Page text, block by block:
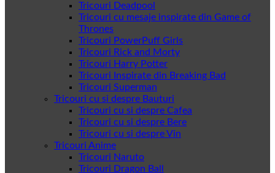
Tricouri Deadpool
Tricouri cu mesaje inspirate din Game of
Thrones
Tricouri PowerPuff Girls
Tricouri Rick and Morty
Tricouri Harry Potter
Tricouri Inspirate din Breaking Bad
Tricouri Superman
Tricouri cu si despre Bauturi
Tricouri cu si despre Cafea
Tricouri cu si despre Bere
Tricouri cu si despre Vin
Tricouri Anime
Tricouri Naruto
Tricouri Dragon Ball